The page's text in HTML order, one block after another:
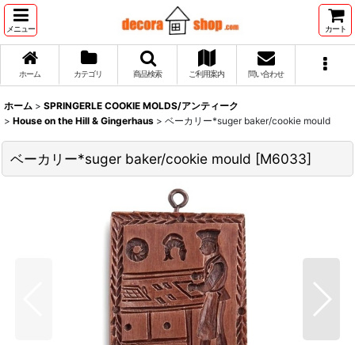
メニュー カート
ホーム カテゴリ 商品検索 ご利用案内 問い合わせ
ホーム > SPRINGERLE COOKIE MOLDS/アンティーク
> House on the Hill & Gingerhaus > ベーカリー*suger baker/cookie mould
ベーカリー*suger baker/cookie mould [M6033]